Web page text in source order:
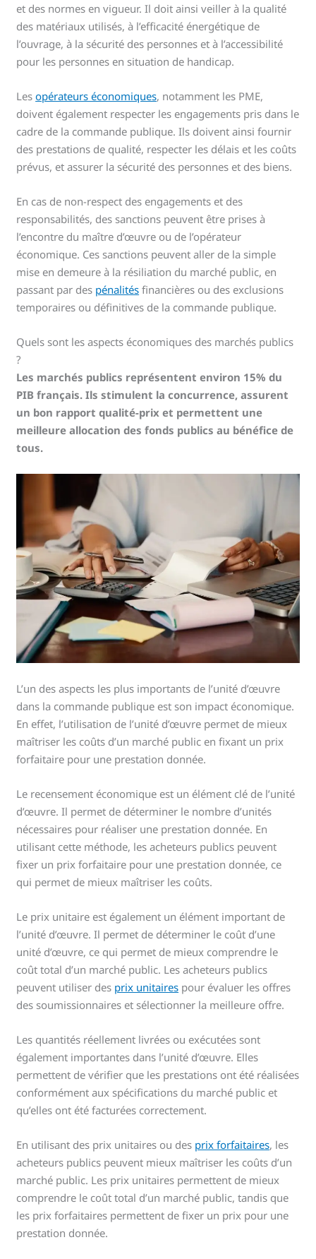
et des normes en vigueur. Il doit ainsi veiller à la qualité
des matériaux utilisés, à l’efficacité énergétique de
l’ouvrage, à la sécurité des personnes et à l’accessibilité
pour les personnes en situation de handicap.
Lesopérateurs économiques, notamment les PME,
doivent également respecter les engagements pris dans le
cadre de la commande publique. Ils doivent ainsi fournir
des prestations de qualité, respecter les délais et les coûts
prévus, et assurer la sécurité des personnes et des biens.
En cas de non-respect des engagements et des
responsabilités, des sanctions peuvent être prises à
l’encontre du maître d’œuvre ou de l’opérateur
économique. Ces sanctions peuvent aller de la simple
mise en demeure à la résiliation du marché public, en
passant par des pénalités financières ou des exclusions
temporaires ou définitives de la commande publique.
Quels sont les aspects économiques des marchés publics
?
Les marchés publics représentent environ 15% du
PIB français. Ils stimulent la concurrence, assurent
un bon rapport qualité-prix et permettent une
meilleure allocation des fonds publics au bénéfice de
tous.
L’un des aspects les plus importants de l’unité d’œuvre
dans la commande publique est son impact économique.
En effet, l’utilisation de l’unité d’œuvre permet de mieux
maîtriser les coûts d’un marché public en fixant un prix
forfaitaire pour une prestation donnée.
Le recensement économique est un élément clé de l’unité
d’œuvre. Il permet de déterminer le nombre d’unités
nécessaires pour réaliser une prestation donnée. En
utilisant cette méthode, les acheteurs publics peuvent
fixer un prix forfaitaire pour une prestation donnée, ce
qui permet de mieux maîtriser les coûts.
Le prix unitaire est également un élément important de
l’unité d’œuvre. Il permet de déterminer le coût d’une
unité d’œuvre, ce qui permet de mieux comprendre le
coût total d’un marché public. Les acheteurs publics
peuvent utiliser des prix unitaires pour évaluer les offres
des soumissionnaires et sélectionner la meilleure offre.
Les quantités réellement livrées ou exécutées sont
également importantes dans l’unité d’œuvre. Elles
permettent de vérifier que les prestations ont été réalisées
conformément aux spécifications du marché public et
qu’elles ont été facturées correctement.
En utilisant des prix unitaires ou des prix forfaitaires, les
acheteurs publics peuvent mieux maîtriser les coûts d’un
marché public. Les prix unitaires permettent de mieux
comprendre le coût total d’un marché public, tandis que
les prix forfaitaires permettent de fixer un prix pour une
prestation donnée.